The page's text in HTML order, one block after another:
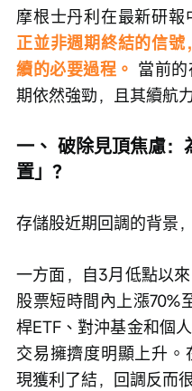
摩根士丹利在最新研報
正並非週期終結的信
續的必要過程。 當前
期依然強勁，且其續航
一、 破除見頂焦慮：
置」？
存儲股近期回調的背景
一方面，自3月低點以
股票短時間內上漲70%
桿ETF、對沖基金和個
交易擁擠度明顯上升
現獲利了結，回調反而